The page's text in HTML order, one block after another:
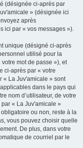
(désignée ci-après par
» (désignée ici
après
ici par « vos messages »).
unique (désigné ci-après
utilisé pour la
mot de passe »), et
ci-après par « votre
« La Juv'amicale » sont
dans le pays qui
nom d’utilisateur, de votre
« La Juv'amicale »
ou non, reste à la
vous pouvez choisir quelle
De plus, dans votre
de courriel par le